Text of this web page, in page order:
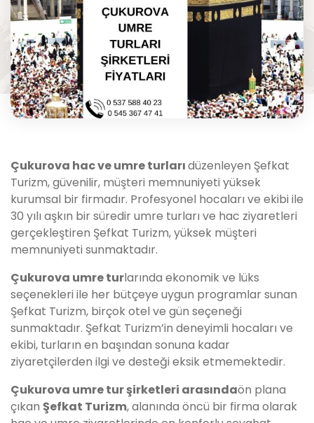
Çukurova hac ve umre turlarıdüzenleyen Şefkat
Turizm, güvenilir, müşteri memnuniyeti yüksek
kurumsal bir firmadır. Profesyonel hocaları ve ekibi ile
30 yılı aşkın bir süredir umre turları ve hac ziyaretleri
gerçekleştiren Şefkat Turizm, yüksek müşteri
memnuniyeti sunmaktadır.
Çukurova umre turlarında ekonomik ve lüks
seçenekleri ile her bütçeye uygun programlar sunan
Şefkat Turizm, birçok otel ve gün seçeneği
sunmaktadır. Şefkat Turizm’in deneyimli hocaları ve
ekibi, turların en başından sonuna kadar
ziyaretçilerden ilgi ve desteği eksik etmemektedir.
Çukurova umre tur şirketleri arasındaön plana
çıkan Şefkat Turizm, alanında öncü bir firma olarak